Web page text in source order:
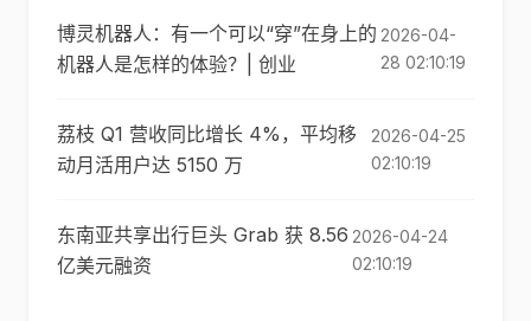
博灵机器人：有一个可以“穿”在身上的
机器人是怎样的体验？| 创业
2026-04-
28 02:10:19
荔枝 Q1 营收同比增长 4%，平均移
动月活用户达 5150 万
2026-04-25
02:10:19
东南亚共享出行巨头 Grab 获 8.56
亿美元融资
2026-04-24
02:10:19